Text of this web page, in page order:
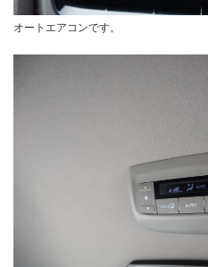
オートエアコンです。